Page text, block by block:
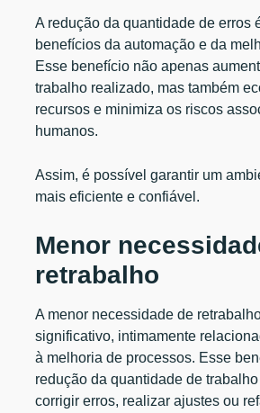
A redução da quantidade de erros
benefícios da automação e da
Esse benefício não apenas
trabalho realizado, mas também
recursos e minimiza os riscos
humanos.
Assim, é possível garantir um
mais eficiente e confiável.
Menor
retrabalho
A menor necessidade de
significativo, intimamente
à melhoria de processos. Esse
redução da quantidade de
corrigir erros, realizar ajustes ou